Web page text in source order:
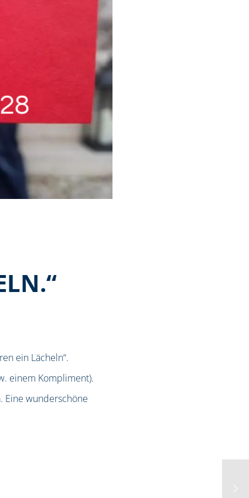
ein Lächeln“.
einem Kompliment).
Eine wunderschöne